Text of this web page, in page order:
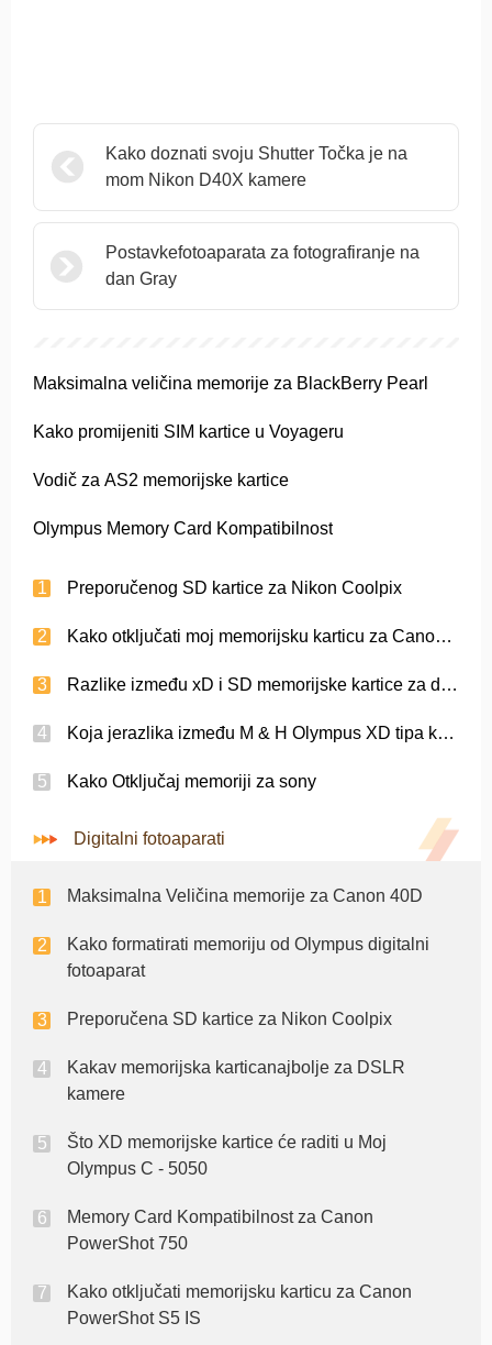
Kako doznati svoju Shutter Točka je na
mom Nikon D40X kamere
Postavkefotoaparata za fotografiranje na
dan Gray
Maksimalna veličina memorije za BlackBerry Pearl
Kako promijeniti SIM kartice u Voyageru
Vodič za AS2 memorijske kartice
Olympus Memory Card Kompatibilnost
Preporučenog SD kartice za Nikon Coolpix
Kako otključati moj memorijsku karticu za Canon PowerShot S5 IS
Razlike između xD i SD memorijske kartice za digitalne kamere
Koja jerazlika između M & H Olympus XD tipa kartice
Kako Otključaj memoriji za sony
Digitalni fotoaparati
Maksimalna Veličina memorije za Canon 40D
Kako formatirati memoriju od Olympus digitalni
fotoaparat
Preporučena SD kartice za Nikon Coolpix
Kakav memorijska karticanajbolje za DSLR
kamere
Što XD memorijske kartice će raditi u Moj
Olympus C - 5050
Memory Card Kompatibilnost za Canon
PowerShot 750
Kako otključati memorijsku karticu za Canon
PowerShot S5 IS